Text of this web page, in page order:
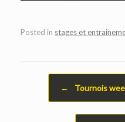
Posted in stages et
← Tournois